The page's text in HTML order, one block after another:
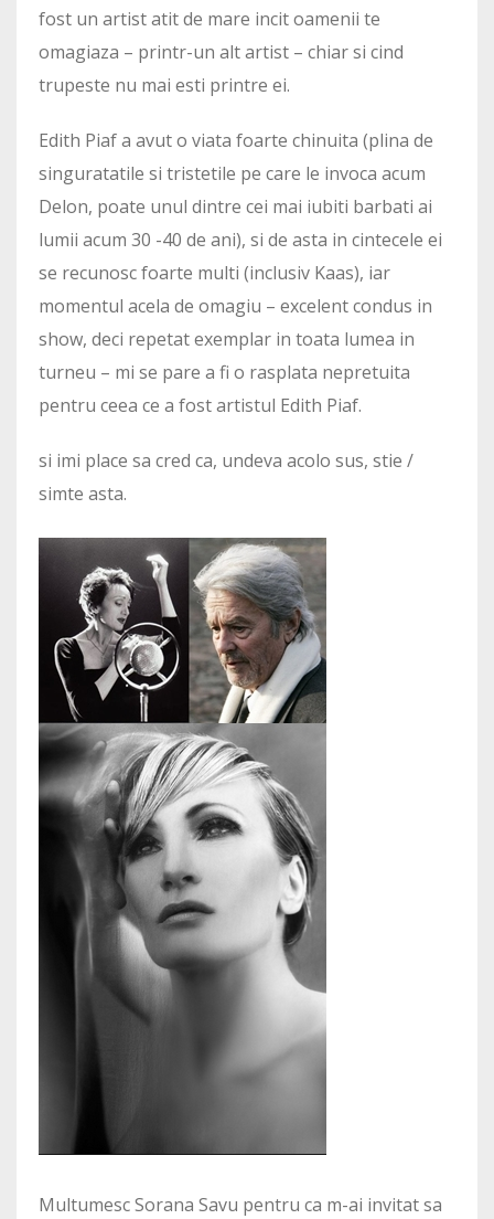
fost un artist atit de mare incit oamenii te
omagiaza – printr-un alt artist – chiar si cind
trupeste nu mai esti printre ei.
Edith Piaf a avut o viata foarte chinuita (plina de
singuratatile si tristetile pe care le invoca acum
Delon, poate unul dintre cei mai iubiti barbati ai
lumii acum 30 -40 de ani), si de asta in cintecele ei
se recunosc foarte multi (inclusiv Kaas), iar
momentul acela de omagiu – excelent condus in
show, deci repetat exemplar in toata lumea in
turneu – mi se pare a fi o rasplata nepretuita
pentru ceea ce a fost artistul Edith Piaf.
si imi place sa cred ca, undeva acolo sus, stie /
simte asta.
Multumesc Sorana Savu pentru ca m-ai invitat sa